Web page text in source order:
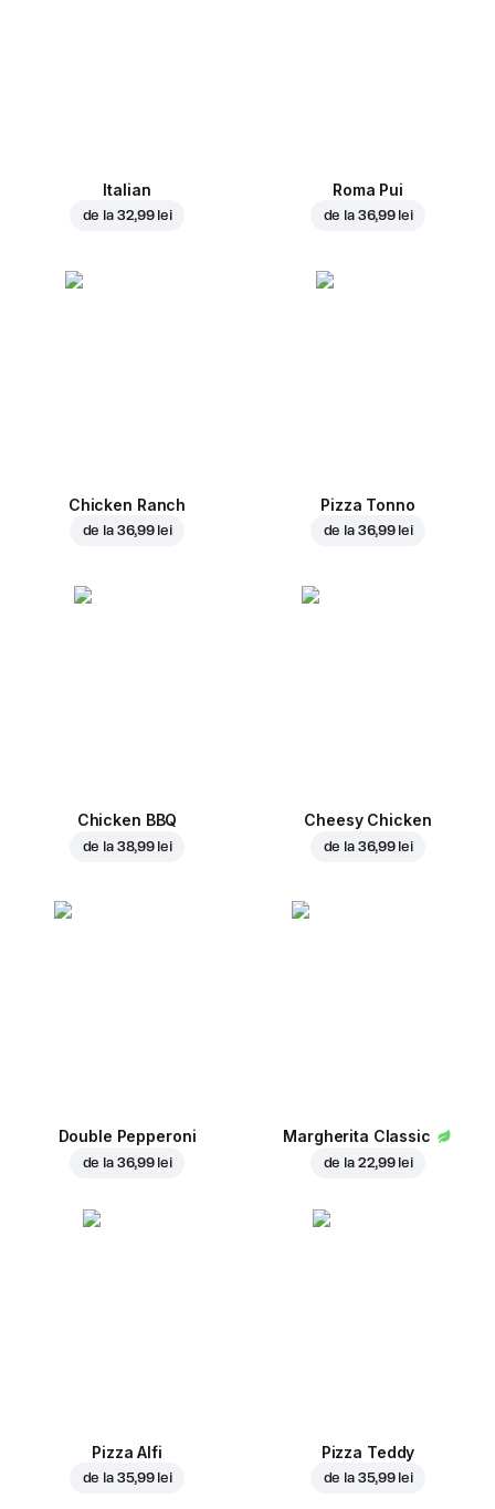
Italian
de la 32,99 lei
Roma Pui
de la 36,99 lei
Chicken Ranch
de la 36,99 lei
Pizza Tonno
de la 36,99 lei
Chicken BBQ
de la 38,99 lei
Cheesy Chicken
de la 36,99 lei
Double Pepperoni
de la 36,99 lei
Margherita Classic
de la 22,99 lei
Pizza Alfi
de la 35,99 lei
Pizza Teddy
de la 35,99 lei